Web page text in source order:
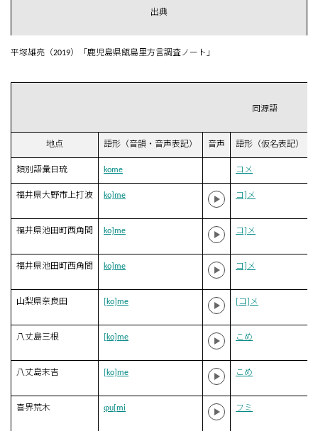
出典
平塚雄亮（2019）「鹿児島県甑島里方言調査ノート」
同源語
地点 語形（音韻・音声表記） 音声 語形（仮名表記）
類別語彙日琉 kome コメ
福井県大野市上打波 ko]me コ]メ
福井県池田町西角間 ko]me コ]メ
福井県池田町西角間 ko]me コ]メ
山梨県奈良田 [ko]me [コ]メ
八丈島三根 [ko]me こめ
八丈島末吉 [ko]me こめ
喜界荒木 ɸu[mi フミ